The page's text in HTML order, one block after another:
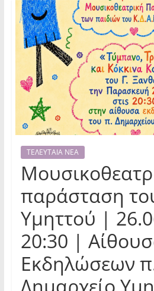
ΤΕΛΕΥΤΑΙΑ ΝΕΑ
παράσταση
Υμηττού |
20:30 |
Εκδηλώσεων